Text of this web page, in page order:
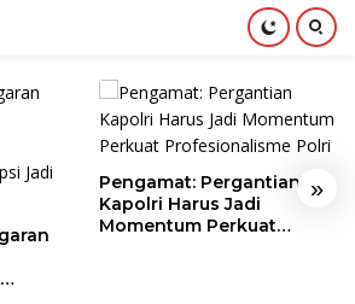
»
Pengamat: Pergantian
Kapolri Harus Jadi
Momentum Perkuat
Agus Jabo Priyono